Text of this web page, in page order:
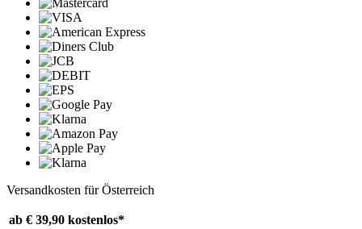
Versandkosten für Österreich
ab € 39,90 kostenlos*